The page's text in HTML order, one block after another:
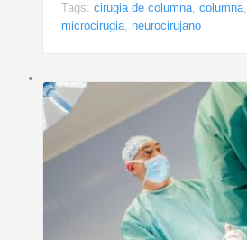
Tags: cirugia de columna, columna,
microcirugia, neurocirujano